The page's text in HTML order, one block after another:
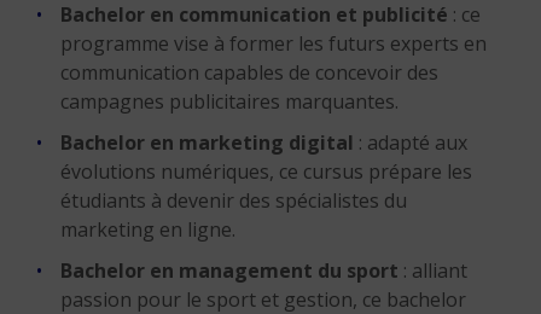
Bachelor en communication et publicité : ce
programme vise à former les futurs experts en
communication capables de concevoir des
campagnes publicitaires marquantes.
Bachelor en marketing digital : adapté aux
évolutions numériques, ce cursus prépare les
étudiants à devenir des spécialistes du
marketing en ligne.
Bachelor en management du sport : alliant
passion pour le sport et gestion, ce bachelor